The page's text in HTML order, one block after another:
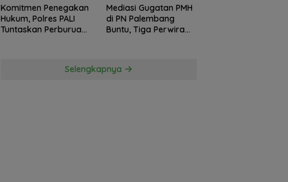
Komitmen Penegakan
Hukum, Polres PALI
Tuntaskan Perburuan
Mediasi Gugatan PMH
di PN Palembang
Buntu, Tiga Perwira
Pertanyakan
Selengkapnya